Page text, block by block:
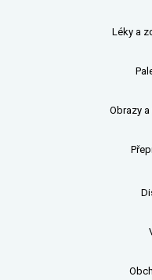
Léky a
Obrazy